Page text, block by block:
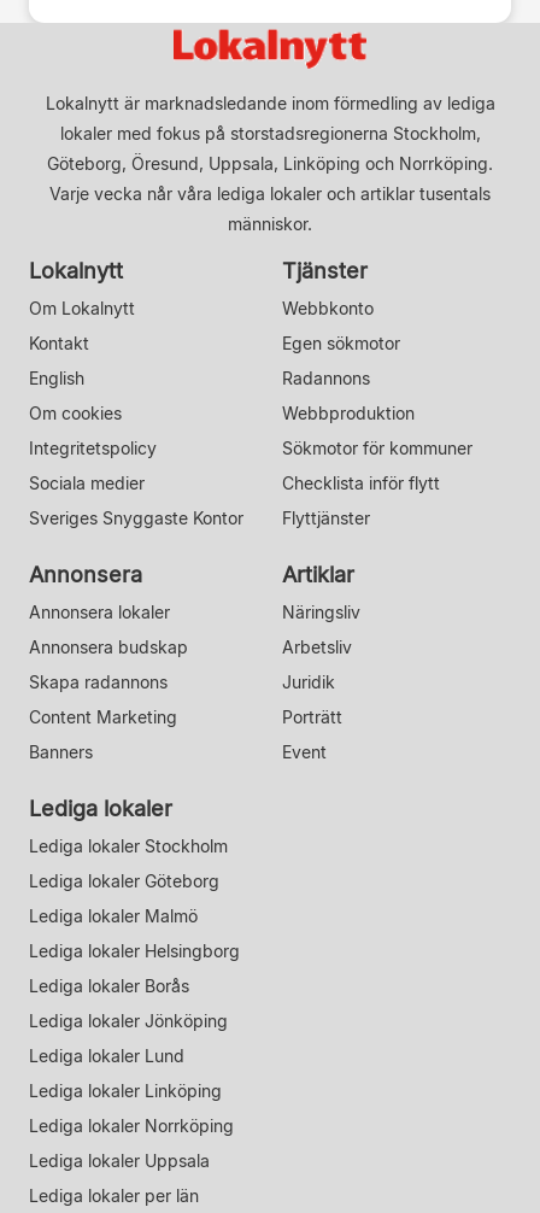
Lokalnytt är marknadsledande inom förmedling av lediga
lokaler med fokus på storstadsregionerna Stockholm,
Göteborg, Öresund, Uppsala, Linköping och Norrköping.
Varje vecka når våra lediga lokaler och artiklar tusentals
människor.
Lokalnytt
Om Lokalnytt
Kontakt
English
Om cookies
Integritetspolicy
Sociala medier
Sveriges Snyggaste Kontor
Tjänster
Webbkonto
Egen sökmotor
Radannons
Webbproduktion
Sökmotor för kommuner
Checklista inför flytt
Flyttjänster
Annonsera
Annonsera lokaler
Annonsera budskap
Skapa radannons
Content Marketing
Banners
Artiklar
Näringsliv
Arbetsliv
Juridik
Porträtt
Event
Lediga lokaler
Lediga lokaler Stockholm
Lediga lokaler Göteborg
Lediga lokaler Malmö
Lediga lokaler Helsingborg
Lediga lokaler Borås
Lediga lokaler Jönköping
Lediga lokaler Lund
Lediga lokaler Linköping
Lediga lokaler Norrköping
Lediga lokaler Uppsala
Lediga lokaler per län